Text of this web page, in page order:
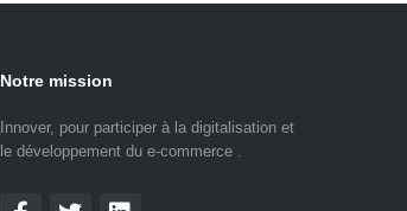
Notre mission
Innover, pour participer à la digitalisation et
le développement du e-commerce .